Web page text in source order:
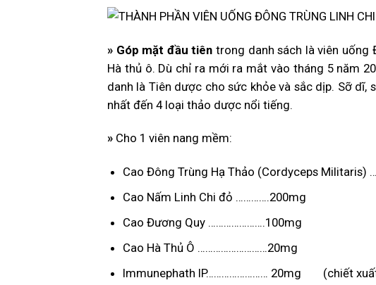
» Góp mặt đầu tiên trong danh sách là viên uống
Hà thủ ô. Dù chỉ ra mới ra mắt vào tháng 5 năm
danh là Tiên dược cho sức khỏe và sắc dịp. Sỡ dĩ,
nhất đến 4 loại thảo dược nổi tiếng.
» Cho 1 viên nang mềm:
Cao Đông Trùng Hạ Thảo (Cordyceps Militaris)
Cao Nấm Linh Chi đỏ ………….200mg
Cao Đương Quy ………………….100mg
Cao Hà Thủ Ô ………………………20mg
Immunephath IP…………………… 20mg (chiết xuất